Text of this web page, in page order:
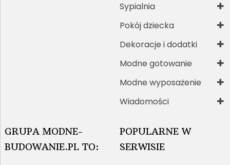
Sypialnia
Pokój dziecka
Dekoracje i dodatki
Modne gotowanie
Modne wyposażenie
Wiadomości
GRUPA MODNE-
BUDOWANIE.PL TO:
POPULARNE W
SERWISIE